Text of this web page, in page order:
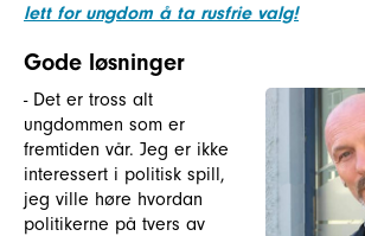
lett for ungdom å ta rusfrie valg!
Gode løsninger
- Det er tross alt
ungdommen som er
fremtiden vår. Jeg er ikke
interessert i politisk spill,
jeg ville høre hvordan
politikerne på tvers av